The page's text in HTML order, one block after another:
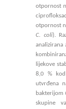
otpornost
otpornost
C. coli).
analizirana
lijekove
8,0 % kod
utvrđena
bakterijom
skupine